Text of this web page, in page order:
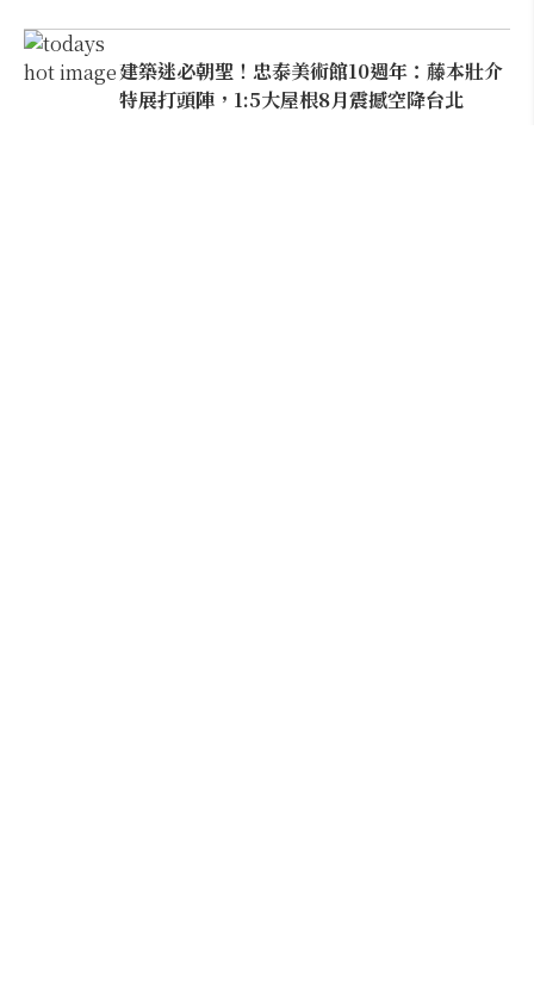
建築迷必朝聖！忠泰美術館10週年：藤本壯介
特展打頭陣，1:5大屋根8月震撼空降台北